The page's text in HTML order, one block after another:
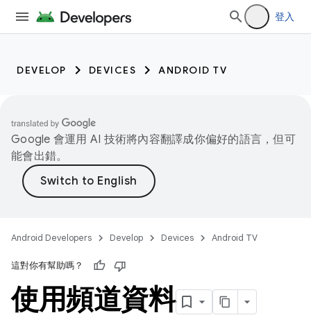
登入
DEVELOP DEVICES ANDROID TV
Google 會運用 AI 技術將內容翻譯成你偏好的語言，但可
能會出錯。
Android Developers Develop Devices Android TV
這對你有幫助嗎？
使用頻道資料